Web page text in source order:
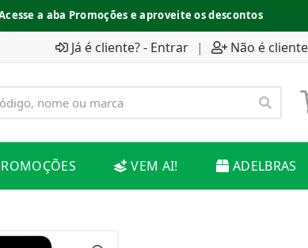
a aba Promoções e aproveite os descontos
Já é cliente? - Entrar | Não é
VEM AI! ADELBRAS